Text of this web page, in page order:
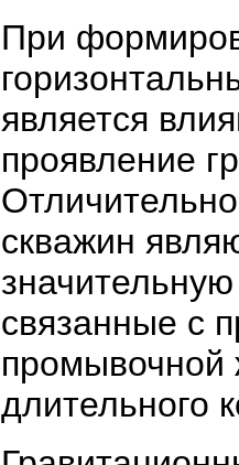
При
является
проявление
скважин
связанные с
промывочной
длительного